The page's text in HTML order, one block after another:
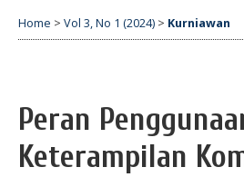
Home > Vol 3, No 1 (2024) > Kurniawan
Peran
Keterampilan